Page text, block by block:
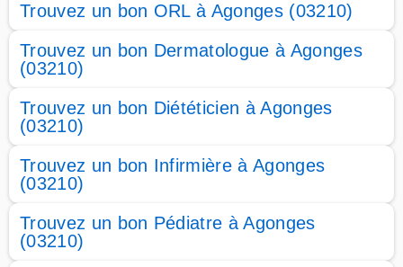
Trouvez un bon ORL à Agonges (03210)
Trouvez un bon Dermatologue à Agonges
(03210)
Trouvez un bon Diététicien à Agonges
(03210)
Trouvez un bon Infirmière à Agonges
(03210)
Trouvez un bon Pédiatre à Agonges
(03210)